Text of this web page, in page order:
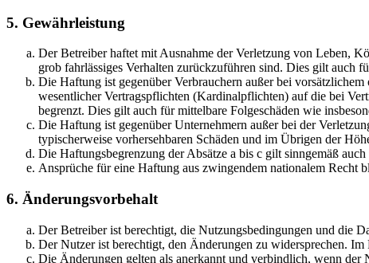
5. Gewährleistung
Der Betreiber haftet mit Ausnahme der Verletzung von Leben,
grob fahrlässiges Verhalten zurückzuführen sind. Dies gilt auch
Die Haftung ist gegenüber Verbrauchern außer bei
wesentlicher Vertragspflichten (Kardinalpflichten) auf die bei
begrenzt. Dies gilt auch für mittelbare Folgeschäden wie
Die Haftung ist gegenüber Unternehmern außer bei der
typischerweise vorhersehbaren Schäden und im Übrigen der
Die Haftungsbegrenzung der Absätze a bis c gilt sinngemäß
Ansprüche für eine Haftung aus zwingendem nationalem Recht
6. Änderungsvorbehalt
Der Betreiber ist berechtigt, die Nutzungsbedingungen und die
Der Nutzer ist berechtigt, den Änderungen zu widersprechen.
Die Änderungen gelten als anerkannt und verbindlich, wenn der